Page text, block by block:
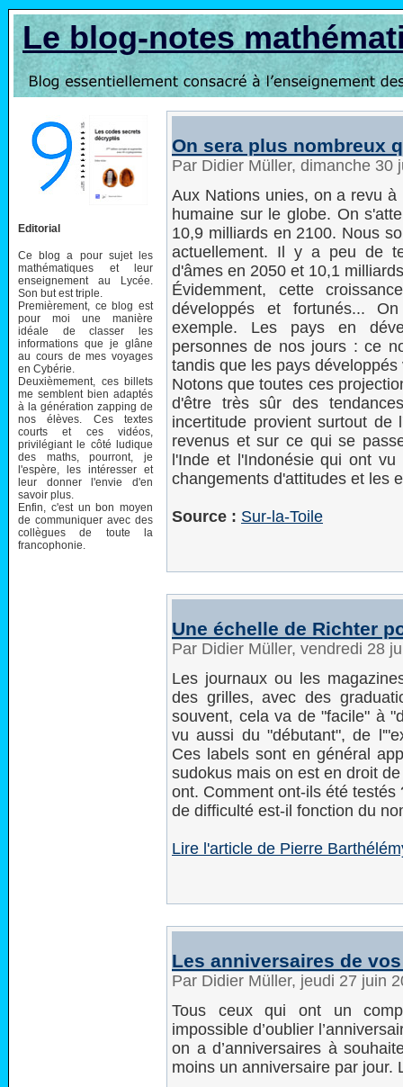
Le blog-notes
Editorial
Ce blog a pour sujet les
mathématiques et leur
enseignement au Lycée.
Son but est triple.
Premièrement, ce blog est
pour moi une manière
idéale de classer les
informations que je glâne
au cours de mes voyages
en Cybérie.
Deuxièmement, ces billets
me semblent bien adaptés
à la génération zapping de
nos élèves. Ces textes
courts et ces vidéos,
privilégiant le côté ludique
des maths, pourront, je
l'espère, les intéresser et
leur donner l'envie d'en
savoir plus.
Enfin, c'est un bon moyen
de communiquer avec des
collègues de toute la
francophonie.
On sera plus nombreux
Par Didier Müller, dimanche 30
Aux Nations unies, on a revu
humaine sur le globe. On
10,9 milliards en 2100. Nous
actuellement. Il y a peu de
d'âmes en 2050 et 10,1
Évidemment, cette
développés et fortunés...
exemple. Les pays en
personnes de nos jours : ce
tandis que les pays
Notons que toutes ces
d'être très sûr des
incertitude provient surtout
revenus et sur ce qui se
l'Inde et l'Indonésie qui ont
changements d'attitudes et les
Source : Sur-la-Toile
Une échelle de Richter
Par Didier Müller, vendredi 28
Les journaux ou les
des grilles, avec des
souvent, cela va de "facile" à
vu aussi du "débutant", de
Ces labels sont en général
sudokus mais on est en droit
ont. Comment ont-ils été
de difficulté est-il fonction du
Lire l'article de Pierre
Les anniversaires de
Par Didier Müller, jeudi 27 juin
Tous ceux qui ont un
impossible d’oublier
on a d’anniversaires à
moins un anniversaire par jour.